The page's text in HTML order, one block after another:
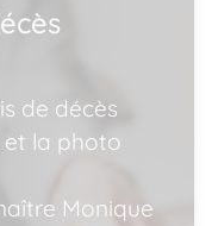
de décès
la photo
Monique